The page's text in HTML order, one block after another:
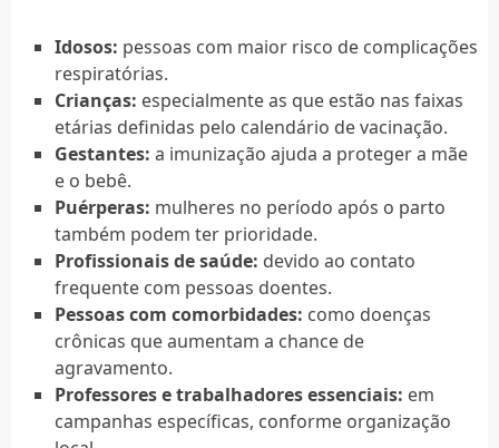
Idosos: pessoas com maior risco de complicações
respiratórias.
Crianças: especialmente as que estão nas faixas
etárias definidas pelo calendário de vacinação.
Gestantes: a imunização ajuda a proteger a mãe
e o bebê.
Puérperas: mulheres no período após o parto
também podem ter prioridade.
Profissionais de saúde: devido ao contato
frequente com pessoas doentes.
Pessoas com comorbidades: como doenças
crônicas que aumentam a chance de
agravamento.
Professores e trabalhadores essenciais: em
campanhas específicas, conforme organização